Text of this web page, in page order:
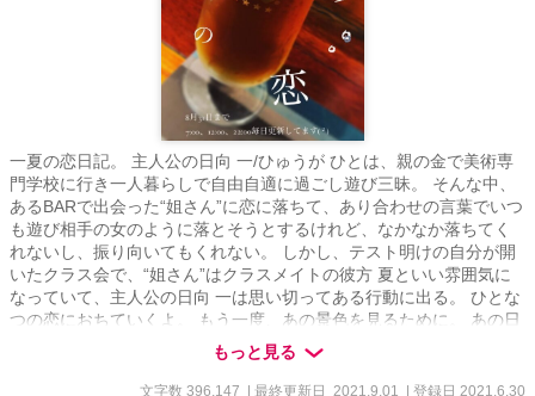
一夏の恋日記。 主人公の日向 一/ひゅうが ひとは、親の金で美術専
門学校に行き一人暮らしで自由自適に過ごし遊び三昧。 そんな中、
あるBARで出会った“姐さん”に恋に落ちて、あり合わせの言葉でいつ
も遊び相手の女のように落とそうとするけれど、なかなか落ちてく
れないし、振り向いてもくれない。 しかし、テスト明けの自分が開
いたクラス会で、“姐さん”はクラスメイトの彼方 夏といい雰囲気に
なっていて、主人公の日向 一は思い切ってある行動に出る。 ひとな
つの恋におちていくよ。 もう一度、あの景色を見るために。 あの日
に、あの時に、あの自分がああしていれば 今の自分が好きになれた
はずの主人公。 自分が好きな人たちも、好きをくれる人たちも、そ
ばに居てもらうために今日もまた嘘をつき、愛も視線も自分に向く
もっと見る
文字数 396,147 | 最終更新日 2021.9.01 | 登録日 2021.6.30